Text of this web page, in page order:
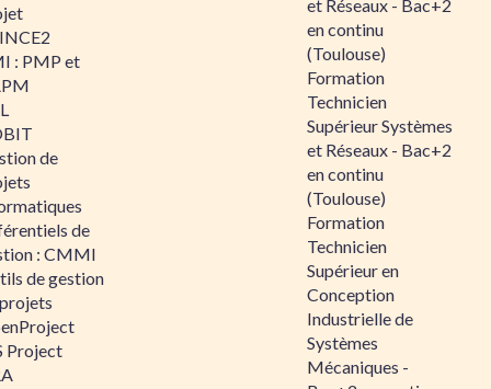
: PMP et
de
de
: CMMI
de gestion
Project
et Réseaux - Bac+2
en continu
(Toulouse)
Formation
Technicien
Supérieur Systèmes
et Réseaux - Bac+2
en continu
(Toulouse)
Formation
Technicien
Supérieur en
Conception
Industrielle de
Systèmes
Mécaniques -